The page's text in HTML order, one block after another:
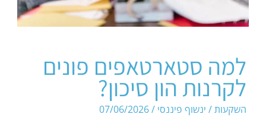
למה סטארטאפים פונים
לקרנות הון סיכון?
השקעות/ ינשוף פיננסי /
07/06/2026